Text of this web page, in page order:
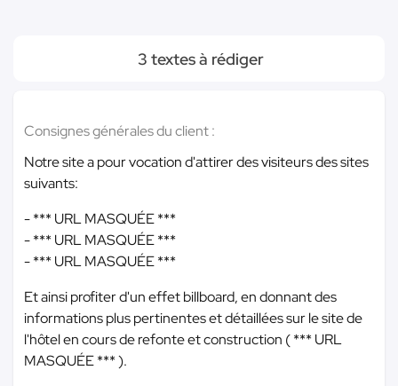
3 textes à rédiger
Consignes générales du client :
Notre site a pour vocation d'attirer des visiteurs des sites
suivants:
-*** URL MASQUÉE ***
-*** URL MASQUÉE ***
-*** URL MASQUÉE ***
Et ainsi profiter d'un effet billboard, en donnant des
informations plus pertinentes et détaillées sur le site de
l'hôtel en cours de refonte et construction (*** URL
MASQUÉE ***).